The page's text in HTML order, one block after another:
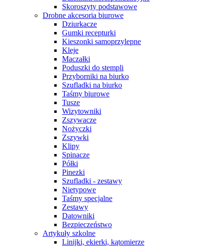
Skoroszyty podstawowe
Drobne akcesoria biurowe
Dziurkacze
Gumki recepturki
Kieszonki samoprzylepne
Kleje
Maczałki
Poduszki do stempli
Przyborniki na biurko
Szufladki na biurko
Taśmy biurowe
Tusze
Wizytowniki
Zszywacze
Nożyczki
Zszywki
Klipy
Spinacze
Półki
Pinezki
Szufladki - zestawy
Nietypowe
Taśmy specjalne
Zestawy
Datowniki
Bezpieczeństwo
Artykuły szkolne
Linijki, ekierki, kątomierze